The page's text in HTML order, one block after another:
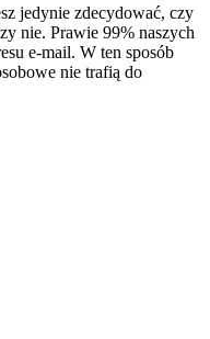
jedynie zdecydować, czy
nie. Prawie 99% naszych
e-mail. W ten sposób
nie trafią do